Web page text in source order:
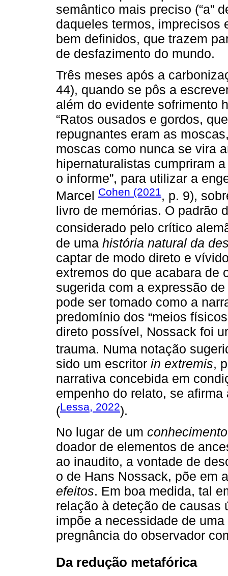
semântico mais preciso (“a”
daqueles termos, imprecisos
bem definidos, que trazem
de desfazimento do mundo.
Três meses após a
44), quando se pôs a
além do evidente sofrimento
“Ratos ousados e gordos,
repugnantes eram as
moscas como nunca se vira
hipernaturalistas cumpriram
o informe”, para utilizar a
Marcel Cohen (2021, p. 9),
livro de memórias. O padrão
considerado pelo crítico
de uma história natural da
captar de modo direto e
extremos do que acabara de
sugerida com a expressão
pode ser tomado como a
predomínio dos “meios
direto possível, Nossack foi
trauma. Numa notação
sido um escritor in extremis,
narrativa concebida em
empenho do relato, se
(Lessa, 2022).
No lugar de um
doador de elementos de
ao inaudito, a vontade de
o de Hans Nossack, põe em
efeitos. Em boa medida, tal
relação à deteção de causas
impõe a necessidade de
pregnância do observador
Da redução metafórica